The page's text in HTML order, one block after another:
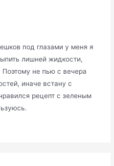
под глазами у меня я
лишней жидкости,
не пью с вечера
иначе встану с
рецепт с зеленым